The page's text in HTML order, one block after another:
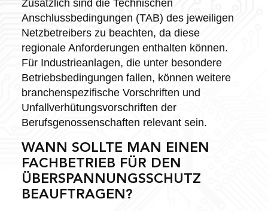
Zusätzlich sind die Technischen
Anschlussbedingungen (TAB) des jeweiligen
Netzbetreibers zu beachten, da diese
regionale Anforderungen enthalten können.
Für Industrieanlagen, die unter besondere
Betriebsbedingungen fallen, können weitere
branchenspezifische Vorschriften und
Unfallverhütungsvorschriften der
Berufsgenossenschaften relevant sein.
WANN SOLLTE MAN EINEN
FACHBETRIEB FÜR DEN
ÜBERSPANNUNGSSCHUTZ
BEAUFTRAGEN?